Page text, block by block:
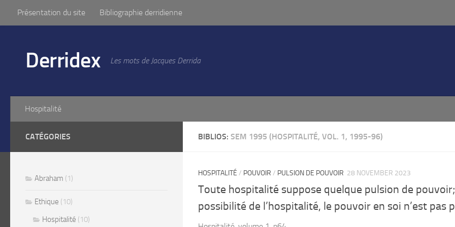
Skip to content
Présentation du site Bibliographie derridienne
Derridex Les mots de Jacques Derrida
Hospitalité
BIBLIOS: SEM 1995 (HOSPITALITÉ, VOL. 1, 1995-96)
HOSPITALITÉ / POUVOIR / PULSION DE POUVOIR 28 NOVEMBER 2023
Toute hospitalité suppose quelque pulsion de
possibilité de l’hospitalité, le pouvoir en soi n’est pas
CATÉGORIES
Abraham (1)
Ethique (10)
Hospitalité (10)